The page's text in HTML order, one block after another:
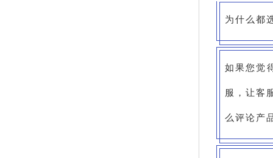
为什么都
如果您觉
服，让客
么评论产